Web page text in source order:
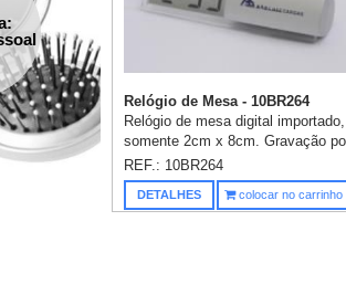
Relógio de Mesa - 10BR264
Relógio de mesa digital importado,
somente 2cm x 8cm. Gravação
serigrafia ou tampografia com 01
cor já inclusa. Não acompanha
bateria/pilha.
REF.: 10BR264
DETALHES colocar no carrinho